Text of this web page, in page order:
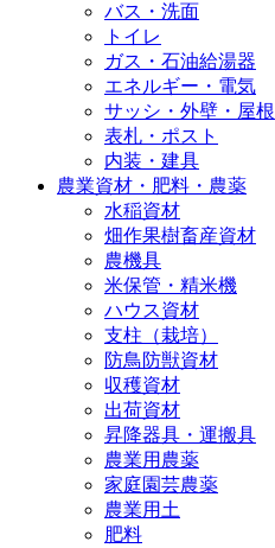
バス・洗面
トイレ
ガス・石油給湯器
エネルギー・電気
サッシ・外壁・屋根
表札・ポスト
内装・建具
農業資材・肥料・農薬
水稲資材
畑作果樹畜産資材
農機具
米保管・精米機
ハウス資材
支柱（栽培）
防鳥防獣資材
収穫資材
出荷資材
昇降器具・運搬具
農業用農薬
家庭園芸農薬
農業用土
肥料